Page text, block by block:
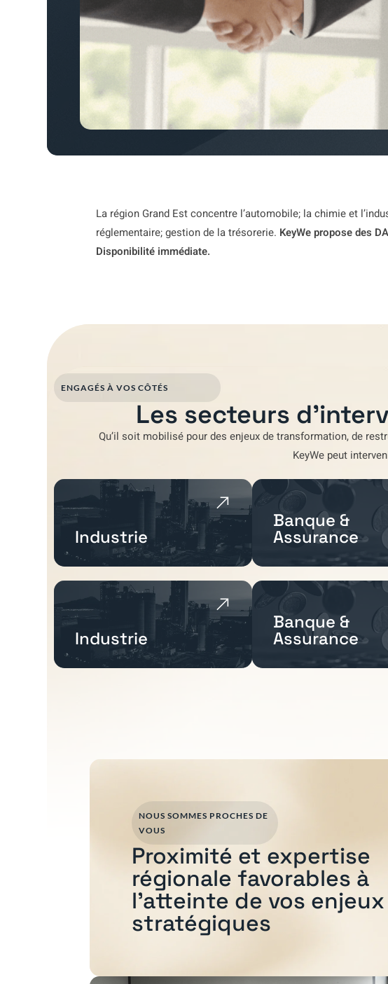
La région Grand Est concentre l’automobile; la chimie et
réglementaire; gestion de la trésorerie. KeyWe propose des
Disponibilité immédiate.
ENGAGÉS À VOS CÔTÉS
Les secteurs
Qu’il soit mobilisé pourdes enjeux de transformation,de
KeyWepeut
Industrie
Banque &
Assurance
Industrie
Banque &
Assurance
NOUS SOMMES PROCHES DE
VOUS
Proximité et expertise
régionale favorables à
l'atteinte de vos enjeux
stratégiques